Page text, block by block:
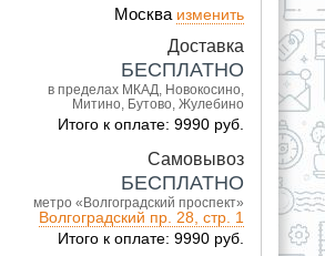
Москва изменить
Доставка
БЕСПЛАТНО
в пределах МКАД, Новокосино,
Митино, Бутово, Жулебино
Итого к оплате: 9990 руб.
Самовывоз
БЕСПЛАТНО
метро «Волгоградский проспект»
Волгоградский пр. 28, стр. 1
Итого к оплате: 9990 руб.